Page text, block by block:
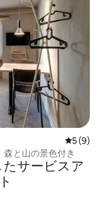
レビュー
5 (9)
と山の景色付き
サービスア